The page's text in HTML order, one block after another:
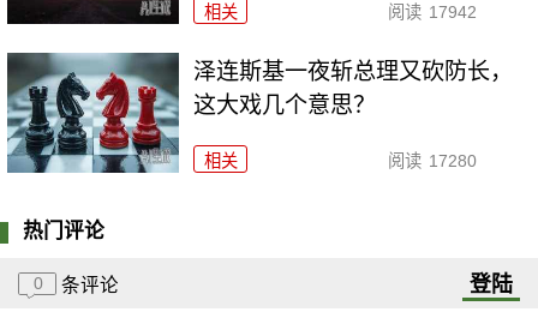
相关 阅读 17942
泽连斯基一夜斩总理又砍防长，
这大戏几个意思？
相关 阅读 17280
热门评论
0 条评论 登陆